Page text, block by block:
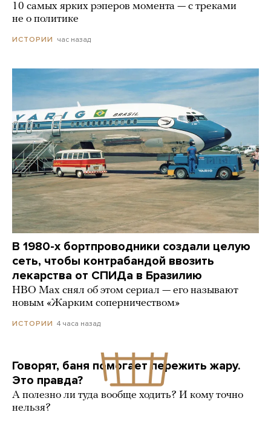
10 самых ярких рэперов момента — с треками
не о политике
ИСТОРИИ час назад
В 1980-х бортпроводники создали целую
сеть, чтобы контрабандой ввозить
лекарства от СПИДа в Бразилию
HBO Max снял об этом сериал — его называют
новым «Жарким соперничеством»
ИСТОРИИ 4 часа назад
Говорят, баня помогает пережить жару.
Это правда?
А полезно ли туда вообще ходить? И кому точно
нельзя?